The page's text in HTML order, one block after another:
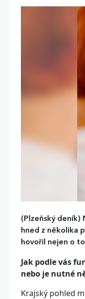
(Plzeňský deník)
hned z několika
hovořil nejen o
Jak podle vás
nebo je nutné
Krajský pohled